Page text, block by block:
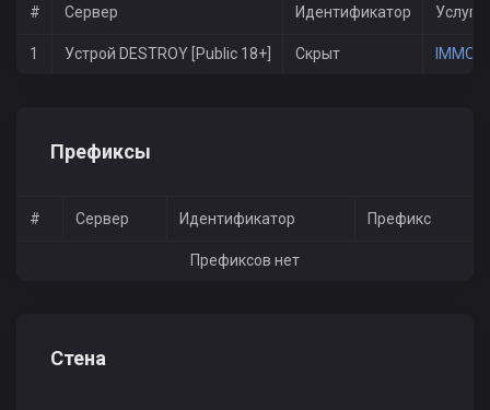
# Сервер Идентификатор Услуги
1 Устрой DESTROY [Public 18+] Скрыт
Префиксы
# Сервер Идентификатор Префикс
Префиксов нет
Стена